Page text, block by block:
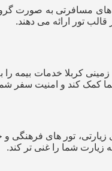
مسافرتی به صورت
تور ارائه می‌ دهند.
کربلا خدمات بیمه را
کمک کند و امنیت سفر
تور های فرهنگی و
زیارت شما را غنی‌ تر کند.